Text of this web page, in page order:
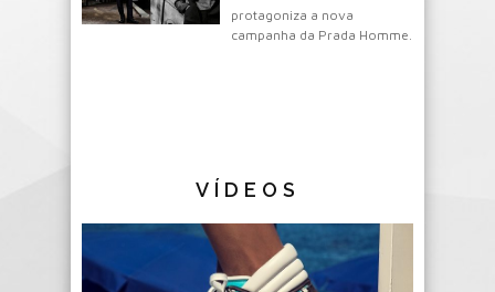
protagoniza a nova
campanha da Prada Homme.
VÍDEOS